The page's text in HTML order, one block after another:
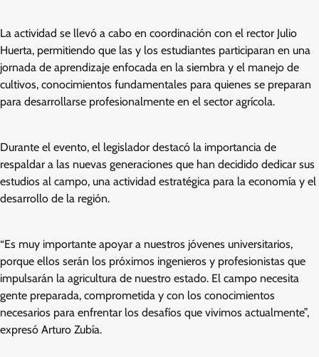
La actividad se llevó a cabo en coordinación con el rector Julio
Huerta, permitiendo que las y los estudiantes participaran en una
jornada de aprendizaje enfocada en la siembra y el manejo de
cultivos, conocimientos fundamentales para quienes se preparan
para desarrollarse profesionalmente en el sector agrícola.
Durante el evento, el legislador destacó la importancia de
respaldar a las nuevas generaciones que han decidido dedicar sus
estudios al campo, una actividad estratégica para la economía y el
desarrollo de la región.
“Es muy importante apoyar a nuestros jóvenes universitarios,
porque ellos serán los próximos ingenieros y profesionistas que
impulsarán la agricultura de nuestro estado. El campo necesita
gente preparada, comprometida y con los conocimientos
necesarios para enfrentar los desafíos que vivimos actualmente”,
expresó Arturo Zubía.